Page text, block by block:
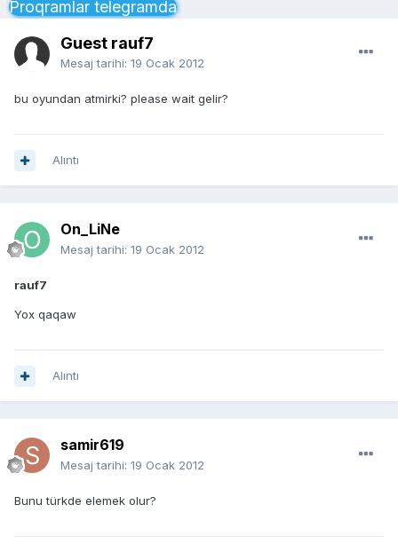
Proqramlar telegramda
Guest rauf7
Mesaj tarihi: 19 Ocak 2012
bu oyundan atmirki? please wait gelir?
Alıntı
On_LiNe
Mesaj tarihi: 19 Ocak 2012
rauf7
Yox qaqaw
Alıntı
samir619
Mesaj tarihi: 19 Ocak 2012
Bunu türkde elemek olur?